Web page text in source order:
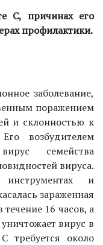
С, причинах его
профилактики.
заболевание,
поражением
и склонностью к
возбудителем
семейства
вируса.
и
зараженная
16 часов, а
вирус в
требуется около